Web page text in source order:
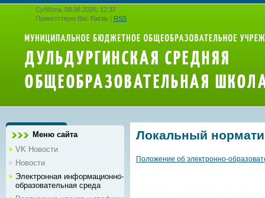
Суббота, 08.08.2026, 12:37
Приветствую Вас Гость | RSS
Меню сайта
VK Новости
Новости
Электронная информационно-
образовательная среда
Локальный
Положение об электронно-